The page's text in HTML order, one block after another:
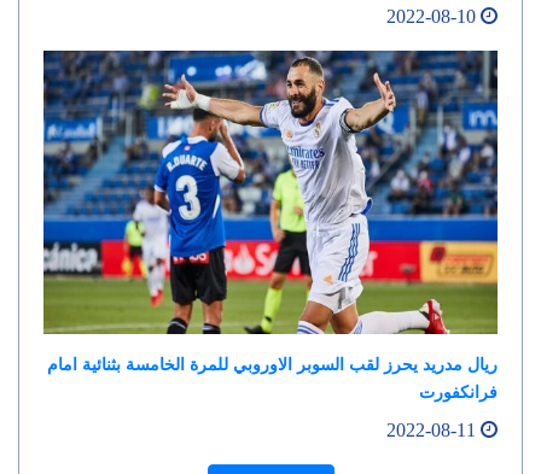
ريال مدريد يحرز لقب السوبر الاوروبي للمرة الخامسة بثنائية امام
فرانكفورت